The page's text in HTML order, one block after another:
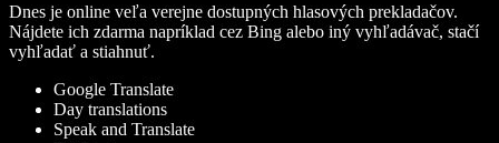
Dnes je online veľa verejne dostupných hlasových prekladačov.
Nájdete ich zdarma napríklad cez Bing alebo iný vyhľadávač, stačí
vyhľadať a stiahnuť.
Google Translate
Day translations
Speak and Translate